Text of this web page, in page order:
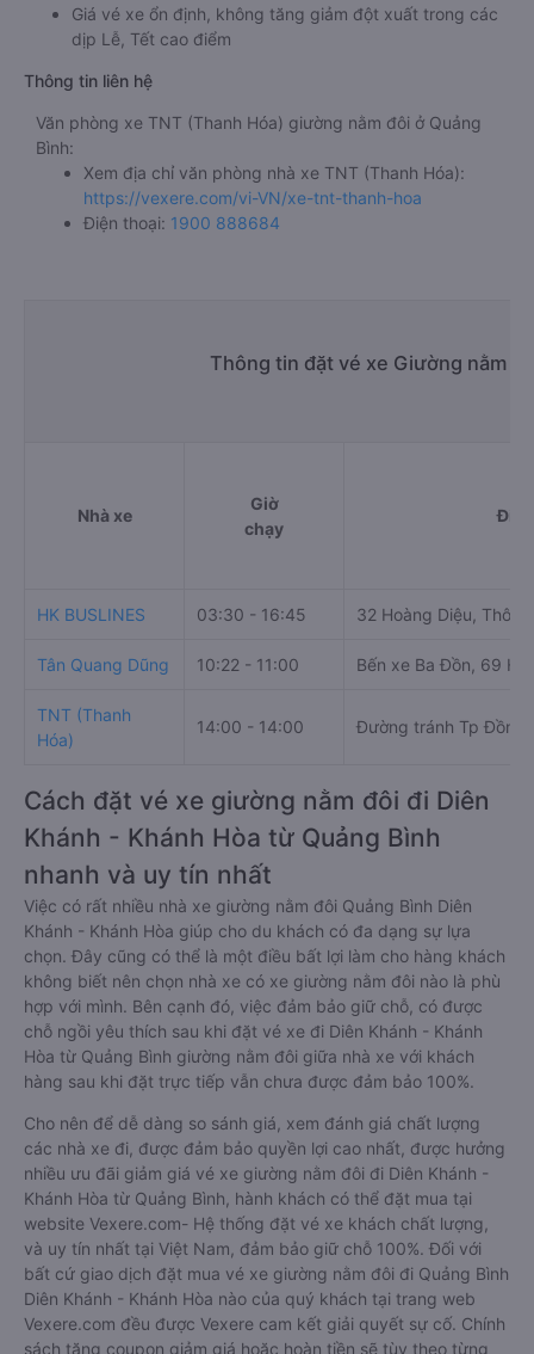
Giá vé xe ổn định, không tăng giảm đột xuất trong các
dịp Lễ, Tết cao điểm
Thông tin liên hệ
Văn phòng xe TNT (Thanh Hóa) giường nằm đôi ở Quảng
Bình:
Xem địa chỉ văn phòng nhà xe TNT (Thanh Hóa):
https://vexere.com/vi-VN/xe-tnt-thanh-hoa
Điện thoại: 1900 888684
Thông tin đặt vé xe Giường nằm
Nhà xe
Giờ
chạy
HK BUSLINES 03:30 - 16:45 32 Hoàng Diệu, Thôn
Tân Quang Dũng 10:22 - 11:00 Bến xe Ba Đồn, 69
TNT (Thanh
Hóa)
14:00 - 14:00 Đường tránh Tp Đồng
Cách đặt vé xe giường nằm đôi đi Diên
Khánh - Khánh Hòa từ Quảng Bình
nhanh và uy tín nhất
Việc có rất nhiều nhà xe giường nằm đôi Quảng Bình Diên
Khánh - Khánh Hòa giúp cho du khách có đa dạng sự lựa
chọn. Đây cũng có thể là một điều bất lợi làm cho hàng khách
không biết nên chọn nhà xe có xe giường nằm đôi nào là phù
hợp với mình. Bên cạnh đó, việc đảm bảo giữ chỗ, có được
chỗ ngồi yêu thích sau khi đặt vé xe đi Diên Khánh - Khánh
Hòa từ Quảng Bình giường nằm đôi giữa nhà xe với khách
hàng sau khi đặt trực tiếp vẫn chưa được đảm bảo 100%.
Cho nên để dễ dàng so sánh giá, xem đánh giá chất lượng
các nhà xe đi, được đảm bảo quyền lợi cao nhất, được hưởng
nhiều ưu đãi giảm giá vé xe giường nằm đôi đi Diên Khánh -
Khánh Hòa từ Quảng Bình, hành khách có thể đặt mua tại
website Vexere.com- Hệ thống đặt vé xe khách chất lượng,
và uy tín nhất tại Việt Nam, đảm bảo giữ chỗ 100%. Đối với
bất cứ giao dịch đặt mua vé xe giường nằm đôi đi Quảng Bình
Diên Khánh - Khánh Hòa nào của quý khách tại trang web
Vexere.com đều được Vexere cam kết giải quyết sự cố. Chính
sách tặng coupon giảm giá hoặc hoàn tiền sẽ tùy theo từng